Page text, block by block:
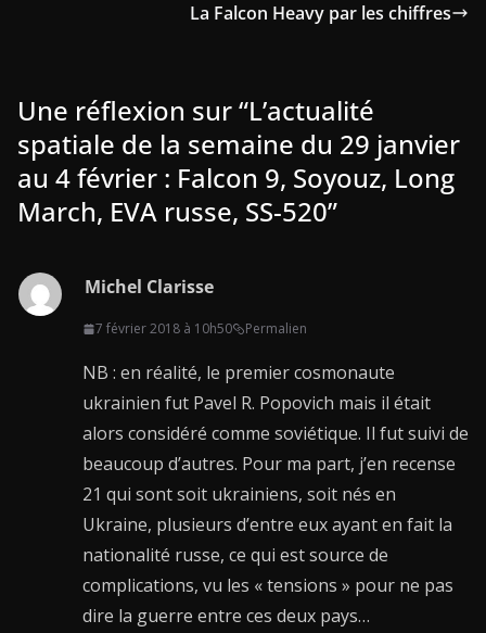
La Falcon Heavy par les chiffres
Une réflexion sur “L’actualité
spatiale de la semaine du 29 janvier
au 4 février : Falcon 9, Soyouz, Long
March, EVA russe, SS-520”
Michel Clarisse
7 février 2018 à 10h50 Permalien
NB : en réalité, le premier cosmonaute
ukrainien fut Pavel R. Popovich mais il était
alors considéré comme soviétique. Il fut suivi de
beaucoup d’autres. Pour ma part, j’en recense
21 qui sont soit ukrainiens, soit nés en
Ukraine, plusieurs d’entre eux ayant en fait la
nationalité russe, ce qui est source de
complications, vu les « tensions » pour ne pas
dire la guerre entre ces deux pays…